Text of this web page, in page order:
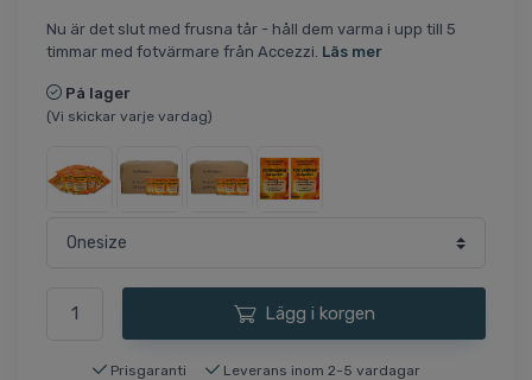
Nu är det slut med frusna tår - håll dem varma i upp till 5
timmar med fotvärmare från Accezzi. Läs mer
På lager
(Vi skickar varje vardag)
Lägg i korgen
Prisgaranti
Leverans inom 2-5 vardagar